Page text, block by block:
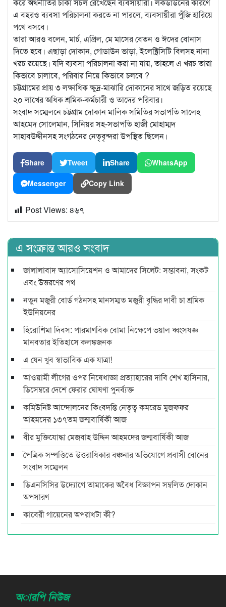
করে অর্থনীতির চাকা সচল রেখেছেন ব্যবসায়ীরা। লকডাউনের কারণে
এ বছরও ব্যবসা পরিচালনা করতে না পারলে, ব্যবসায়ীরা পুঁজি হারিয়ে
পথে বসবে।
তারা আরও বলেন, মার্চ, এপ্রিল, মে মাসের বেতন ও ঈদের বোনাস
দিতে হবে। এছাড়া দোকান, গোডাউন ভাড়া, ইলেক্ট্রিসিটি বিলসহ নানা
খরচ রয়েছে। যদি ব্যবসা পরিচালনা করা না যায়, তাহলে এ খরচ তারা
কিভাবে চালাবে, পরিবার নিয়ে কিভাবে চলবে ?
চট্টগ্রামের প্রায় ৩ লক্ষাধিক ক্ষুদ্র-মাঝারি দোকানের সাথে জড়িত রয়েছে
২০ লাখের অধিক শ্রমিক-কর্মচারী ও তাদের পরিবার।
সংবাদ সম্মেলনে চট্টগ্রাম দোকান মালিক সমিতির সভাপতি সালেহ
আহমেদ সোলেমান, সিনিয়র সহ-সভাপতি হাজী মোহাম্মদ
সাহাবউদ্দীনসহ সংগঠনের নেতৃবৃন্দরা উপস্থিত ছিলেন।
Share Tweet Share WhatsApp
Messenger Copy Link
Post Views: ৪৬৭
এ সংক্রান্ত আরও সংবাদ
জালালাবাদ অ্যাসোসিয়েশন ও আমাদের সিলেট: সম্ভাবনা, সংকট
এবং উত্তরণের পথ
নতুন মজুরী বোর্ড গঠনসহ মানসম্মত মজুরী বৃদ্ধির দাবী চা শ্রমিক
ইউনিয়নের
হিরোশিমা দিবস: পারমাণবিক বোমা নিক্ষেপে ভয়াল ধ্বংসযজ্ঞ
মানবতার ইতিহাসে কলঙ্কজনক
এ যেন খুব স্বাভাবিক এক যাত্রা!
আওয়ামী লীগের ওপর নিষেধাজ্ঞা প্রত্যাহারের দাবি শেখ হাসিনার,
ডিসেম্বরে দেশে ফেরার ঘোষণা পুনর্ব্যক্ত
কমিউনিষ্ট আন্দোলনের কিংবদন্তি নেতৃত্ব কমরেড মুজফ্ফর
আহমদের ১৩৭তম জন্মবার্ষিকী আজ
বীর মুক্তিযোদ্ধা মেজবাহ উদ্দিন আহমদের জন্মবার্ষিকী আজ
পৈত্রিক সম্পত্তিতে উত্তরাধিকার বঞ্চনার অভিযোগে প্রবাসী বোনের
সংবাদ সম্মেলন
ডিএনসিসির উদ্যোগে তামাকের অবৈধ বিজ্ঞাপন সম্বলিত দোকান
অপসারণ
কাবেরী গায়েনের অপরাধটা কী?
অারপি নিউজ